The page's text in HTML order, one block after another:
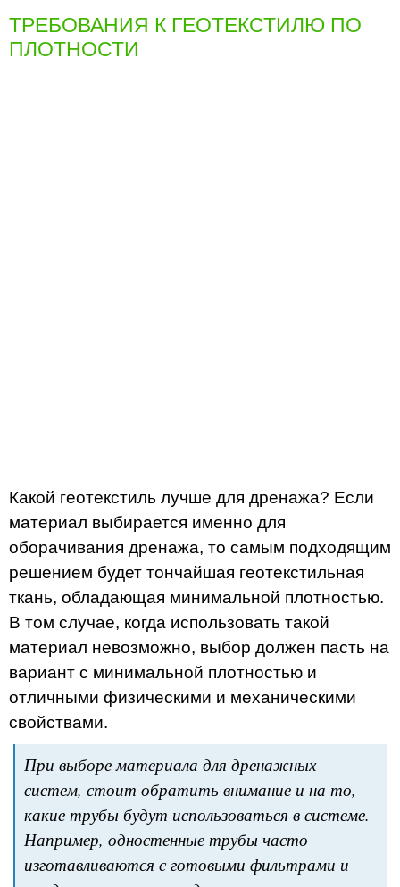
ТРЕБОВАНИЯ К ГЕОТЕКСТИЛЮ ПО
ПЛОТНОСТИ
Какой геотекстиль лучше для дренажа? Если
материал выбирается именно для
оборачивания дренажа, то самым подходящим
решением будет тончайшая геотекстильная
ткань, обладающая минимальной плотностью.
В том случае, когда использовать такой
материал невозможно, выбор должен пасть на
вариант с минимальной плотностью и
отличными физическими и механическими
свойствами.
При выборе материала для дренажных
систем, стоит обратить внимание и на то,
какие трубы будут использоваться в системе.
Например, одностенные трубы часто
изготавливаются с готовыми фильтрами и